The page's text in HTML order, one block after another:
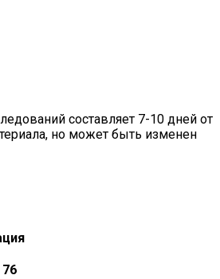
составляет 7-10 дней от
но может быть изменен